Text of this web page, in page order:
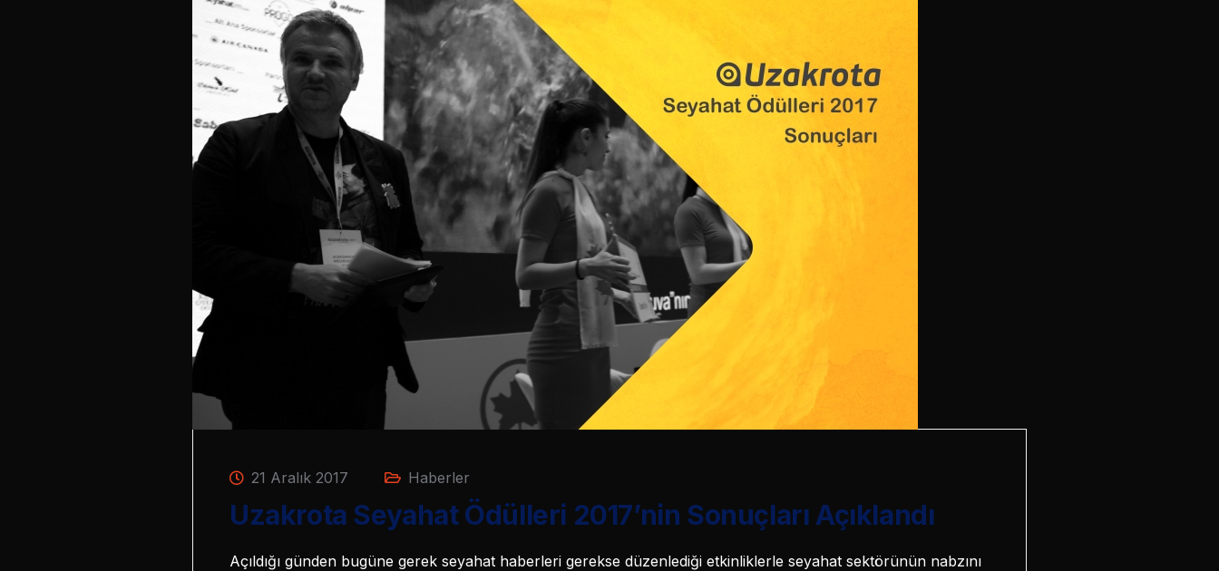
21 Aralık 2017 Haberler
Uzakrota Seyahat Ödülleri 2017’nin Sonuçları Açıklandı
Açıldığı günden bugüne gerek seyahat haberleri gerekse düzenlediği etkinliklerle seyahat sektörünün nabzını